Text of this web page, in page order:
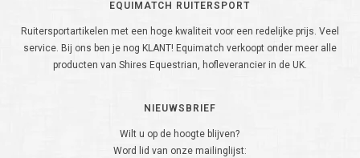
EQUIMATCH RUITERSPORT
Ruitersportartikelen met een hoge kwaliteit voor een redelijke prijs. Veel
service. Bij ons ben je nog KLANT! Equimatch verkoopt onder meer alle
producten van Shires Equestrian, hofleverancier in de UK.
NIEUWSBRIEF
Wilt u op de hoogte blijven?
Word lid van onze mailinglijst: